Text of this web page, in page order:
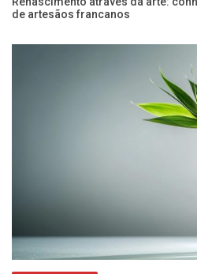
de artesãos francanos